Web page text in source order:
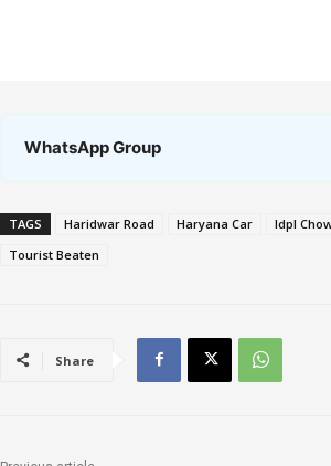
WhatsApp Group
TAGS Haridwar Road Haryana Car Idpl
Tourist Beaten
Share